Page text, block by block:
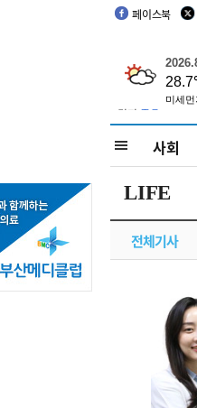
페이스북
사회
전체기사
LIFE